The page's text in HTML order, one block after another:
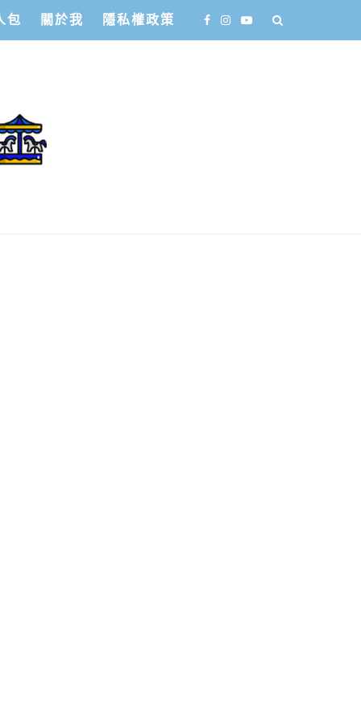
包 關於我 隱私權政策